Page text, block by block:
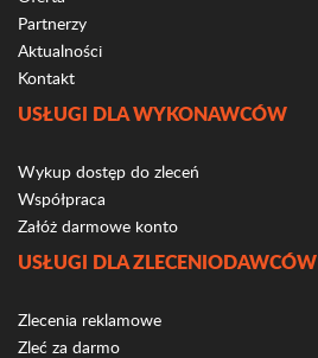
Partnerzy
Aktualności
Kontakt
USŁUGI DLA WYKONAWCÓW
Wykup dostęp do zleceń
Współpraca
Załóż darmowe konto
USŁUGI DLA ZLECENIODAWCÓW
Zlecenia reklamowe
Zleć za darmo